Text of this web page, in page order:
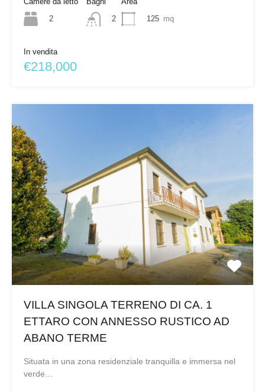
2
2
125 mq
In vendita
€218,000
VILLA SINGOLA TERRENO DI CA. 1
ETTARO CON ANNESSO RUSTICO AD
ABANO TERME
Situata in una zona residenziale tranquilla e immersa nel
verde…